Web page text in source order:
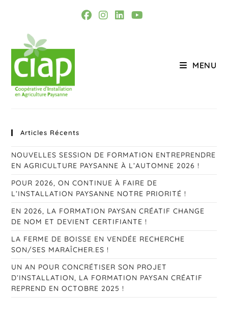
MENU
Vendée
Articles Récents
NOUVELLES SESSION DE FORMATION ENTREPRENDRE
EN AGRICULTURE PAYSANNE À L’AUTOMNE 2026 !
POUR 2026, ON CONTINUE À FAIRE DE
L’INSTALLATION PAYSANNE NOTRE PRIORITÉ !
EN 2026, LA FORMATION PAYSAN CRÉATIF CHANGE
DE NOM ET DEVIENT CERTIFIANTE !
LA FERME DE BOISSE EN VENDÉE RECHERCHE
SON/SES MARAÎCHER.ES !
UN AN POUR CONCRÉTISER SON PROJET
D’INSTALLATION, LA FORMATION PAYSAN CRÉATIF
REPREND EN OCTOBRE 2025 !